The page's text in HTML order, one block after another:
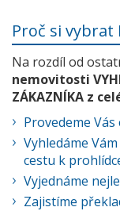
Proč si vybrat
Na rozdíl od
nemovitosti
ZÁKAZNÍKA z
Provedeme
Vyhledáme
cestu k
Vyjednáme
Zajistíme